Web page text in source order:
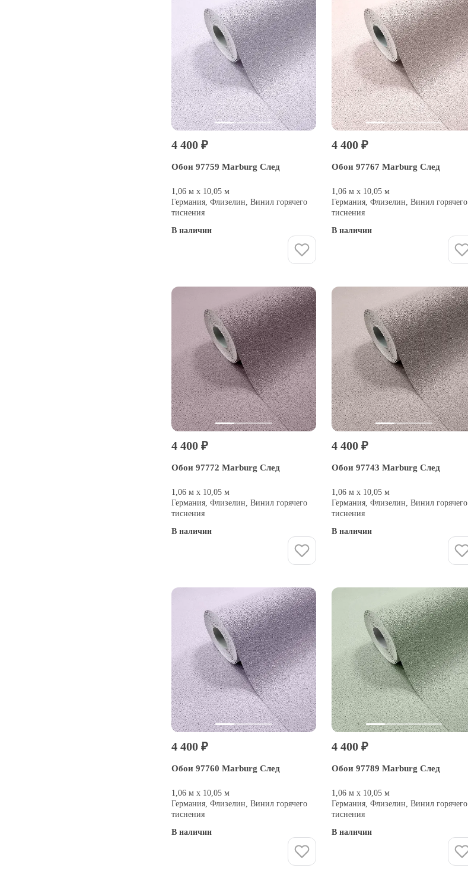
4 400 ₽
Обои 97759 Marburg След
1,06 м х 10,05 м
Германия, Флизелин, Винил горячего
тиснения
В наличии
4 400 ₽
Обои 97767 Marburg След
1,06 м х 10,05 м
Германия, Флизелин, Винил горячего
тиснения
В наличии
4 400 ₽
Обои 97772 Marburg След
1,06 м х 10,05 м
Германия, Флизелин, Винил горячего
тиснения
В наличии
4 400 ₽
Обои 97743 Marburg След
1,06 м х 10,05 м
Германия, Флизелин, Винил горячего
тиснения
В наличии
4 400 ₽
Обои 97760 Marburg След
1,06 м х 10,05 м
Германия, Флизелин, Винил горячего
тиснения
В наличии
4 400 ₽
Обои 97789 Marburg След
1,06 м х 10,05 м
Германия, Флизелин, Винил горячего
тиснения
В наличии